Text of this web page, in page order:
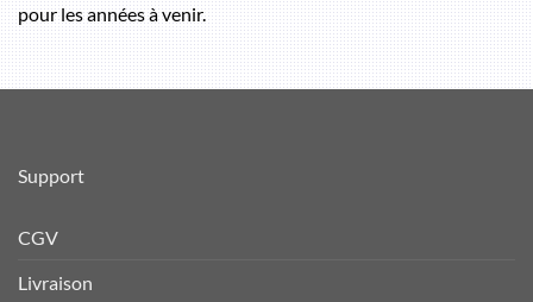
pour les années à venir.
Support
CGV
Livraison